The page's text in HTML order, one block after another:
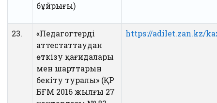
бұйрығы)
23.
«Педагогтерді
аттестаттаудан
өткізу қағидалары
мен шарттарын
бекіту туралы» (ҚР
БҒМ 2016 жылғы 27
https://adilet.zan.kz/